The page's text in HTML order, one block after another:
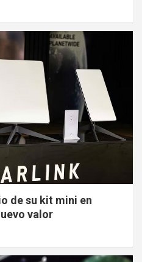
de su kit mini en
valor